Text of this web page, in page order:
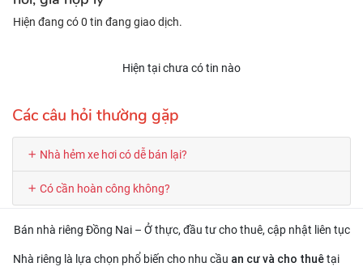
Hiện đang có 0 tin đang giao dịch.
Hiện tại chưa có tin nào
Các câu hỏi thường gặp
Nhà hẻm xe hơi có dễ bán lại?
Có cần hoàn công không?
Bán nhà riêng Đồng Nai – Ở thực, đầu tư cho thuê, cập nhật liên tục
Nhà riêng là lựa chọn phổ biến cho nhu cầu an cư và cho thuêtại